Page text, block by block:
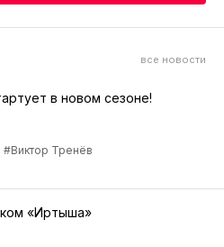
все новости
в новом сезоне!
#Виктор Тренёв
«Иртыша»